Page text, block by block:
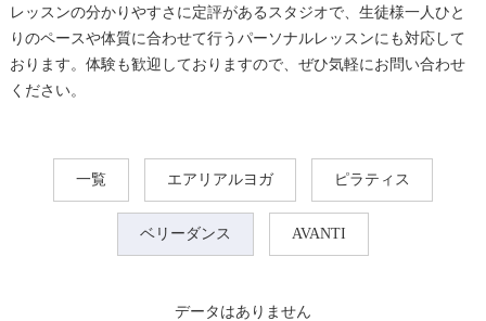
レッスンの分かりやすさに定評があるスタジオで、生徒様一人ひと
りのペースや体質に合わせて行うパーソナルレッスンにも対応して
おります。体験も歓迎しておりますので、ぜひ気軽にお問い合わせ
ください。
一覧 エアリアルヨガ ピラティス
ベリーダンス AVANTI
データはありません